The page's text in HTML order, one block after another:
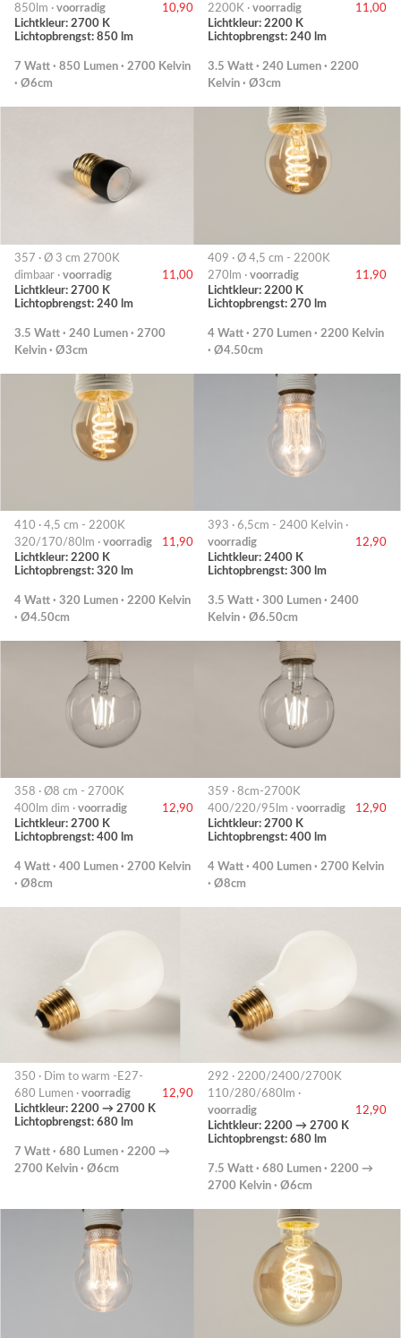
850lm · voorradig
10,90
Lichtkleur: 2700 K
Lichtopbrengst: 850 lm
7 Watt · 850 Lumen · 2700 Kelvin
· Ø6cm
2200K · voorradig
11,00
Lichtkleur: 2200 K
Lichtopbrengst: 240 lm
3.5 Watt · 240 Lumen · 2200
Kelvin · Ø3cm
357 · Ø 3 cm 2700K
dimbaar · voorradig
11,00
Lichtkleur: 2700 K
Lichtopbrengst: 240 lm
3.5 Watt · 240 Lumen · 2700
Kelvin · Ø3cm
409 · Ø 4,5 cm - 2200K
270lm · voorradig
11,90
Lichtkleur: 2200 K
Lichtopbrengst: 270 lm
4 Watt · 270 Lumen · 2200 Kelvin
· Ø4.50cm
410 · 4,5 cm - 2200K
320/170/80lm · voorradig
11,90
Lichtkleur: 2200 K
Lichtopbrengst: 320 lm
4 Watt · 320 Lumen · 2200 Kelvin
· Ø4.50cm
393 · 6,5cm - 2400 Kelvin ·
voorradig
12,90
Lichtkleur: 2400 K
Lichtopbrengst: 300 lm
3.5 Watt · 300 Lumen · 2400
Kelvin · Ø6.50cm
358 · Ø8 cm - 2700K
400lm dim · voorradig
12,90
Lichtkleur: 2700 K
Lichtopbrengst: 400 lm
4 Watt · 400 Lumen · 2700 Kelvin
· Ø8cm
359 · 8cm-2700K
400/220/95lm · voorradig
12,90
Lichtkleur: 2700 K
Lichtopbrengst: 400 lm
4 Watt · 400 Lumen · 2700 Kelvin
· Ø8cm
350 · Dim to warm -E27-
680 Lumen · voorradig
12,90
Lichtkleur: 2200 → 2700 K
Lichtopbrengst: 680 lm
7 Watt · 680 Lumen · 2200 →
2700 Kelvin · Ø6cm
292 · 2200/2400/2700K
110/280/680lm ·
voorradig
12,90
Lichtkleur: 2200 → 2700 K
Lichtopbrengst: 680 lm
7.5 Watt · 680 Lumen · 2200 →
2700 Kelvin · Ø6cm